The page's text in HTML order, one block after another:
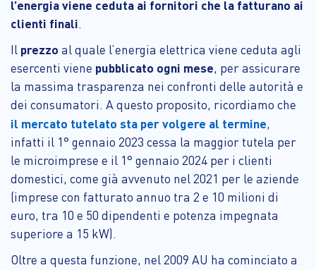
l’energia viene ceduta ai fornitori che la fatturano ai
clienti finali.
Il prezzo al quale l’energia elettrica viene ceduta agli
esercenti viene pubblicato ogni mese, per assicurare
la massima trasparenza nei confronti delle autorità e
dei consumatori. A questo proposito, ricordiamo che
il mercato tutelato sta per volgere al termine,
infatti il 1° gennaio 2023 cessa la maggior tutela per
le microimprese e il 1° gennaio 2024 per i clienti
domestici, come già avvenuto nel 2021 per le aziende
(imprese con fatturato annuo tra 2 e 10 milioni di
euro, tra 10 e 50 dipendenti e potenza impegnata
superiore a 15 kW).
Oltre a questa funzione, nel 2009 AU ha cominciato a